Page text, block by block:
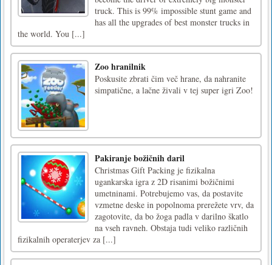
truck. This is 99% impossible stunt game and
has all the upgrades of best monster trucks in
the world. You [...]
Zoo hranilnik
Poskusite zbrati čim več hrane, da nahranite
simpatične, a lačne živali v tej super igri Zoo!
Pakiranje božičnih daril
Christmas Gift Packing je fizikalna
ugankarska igra z 2D risanimi božičnimi
umetninami. Potrebujemo vas, da postavite
vzmetne deske in popolnoma prerežete vrv, da
zagotovite, da bo žoga padla v darilno škatlo
na vseh ravneh. Obstaja tudi veliko različnih
fizikalnih operaterjev za [...]